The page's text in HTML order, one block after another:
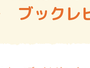
ブックレ